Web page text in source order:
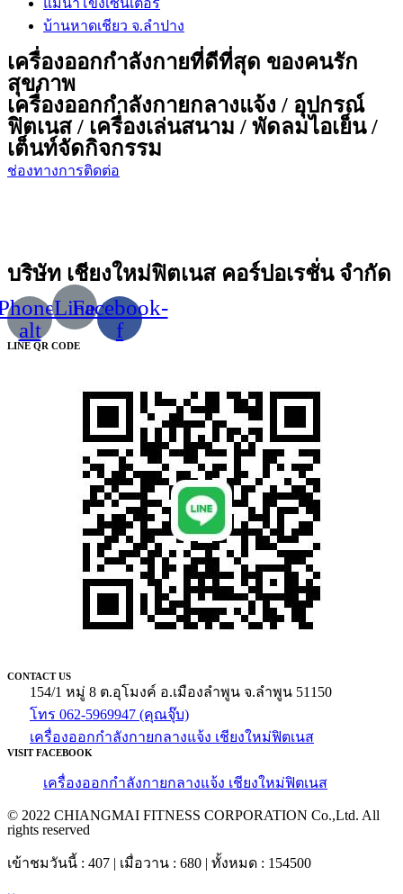
แม่น้ำโขงเซ็นเตอร์
บ้านหาดเชียว จ.ลำปาง
เครื่องออกกำลังกายที่ดีที่สุด ของคนรัก
สุขภาพ
เครื่องออกกำลังกายกลางแจ้ง / อุปกรณ์
ฟิตเนส / เครื่องเล่นสนาม / พัดลมไอเย็น /
เต็นท์จัดกิจกรรม
ช่องทางการติดต่อ
บริษัท เชียงใหม่ฟิตเนส คอร์ปอเรชั่น จำกัด
alt
Line
Facebook-
f
LINE QR CODE
CONTACT US
154/1 หมู่ 8 ต.อุโมงค์ อ.เมืองลำพูน จ.ลำพูน 51150
โทร 062-5969947 (คุณจุ๊บ)
เครื่องออกกำลังกายกลางแจ้ง เชียงใหม่ฟิตเนส
VISIT FACEBOOK
เครื่องออกกำลังกายกลางแจ้ง เชียงใหม่ฟิตเนส
© 2022 CHIANGMAI FITNESS CORPORATION Co.,Ltd. All
rights reserved
เข้าชมวันนี้ : 407 | เมื่อวาน : 680 | ทั้งหมด : 154500